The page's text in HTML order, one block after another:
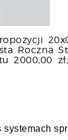
Roczna
2000,00